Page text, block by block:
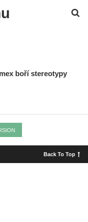
boří stereotypy
Back To Top